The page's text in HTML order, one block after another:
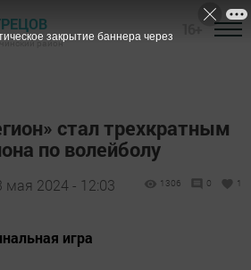
район
стал трехкратным
по волейболу
мая 2024 - 12:03 1306 0 1
игра
закрытие баннера через